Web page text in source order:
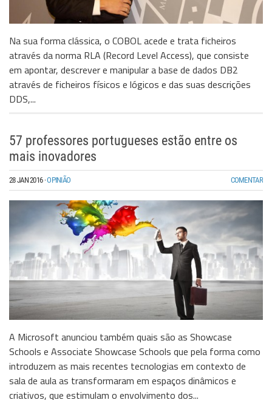
Na sua forma clássica, o COBOL acede e trata ficheiros
através da norma RLA (Record Level Access), que consiste
em apontar, descrever e manipular a base de dados DB2
através de ficheiros físicos e lógicos e das suas descrições
DDS,...
57 professores portugueses estão entre os
mais inovadores
28 JAN 2016·OPINIÃO COMENTAR
A Microsoft anunciou também quais são as Showcase
Schools e Associate Showcase Schools que pela forma como
introduzem as mais recentes tecnologias em contexto de
sala de aula as transformaram em espaços dinâmicos e
criativos, que estimulam o envolvimento dos...